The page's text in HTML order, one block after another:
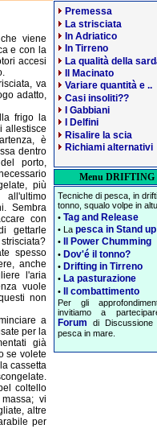
viene
e con la
accesi
va
adatto,
frigo la
allestisce
è
dentro
porto,
più
all'ultimo
Sembra
con
gettarle
spesso
anche
l'aria
vuole
non
a
per la
già
se volete
cassetta
coltello
vi
altre
per
Premessa
La strisciata
In Adriatico
In Tirreno
La qualità della
Il Macinato
Variare quantità e ..
Casi insoliti??
I Gabbiani
I Delfini
Risalire la scia
Richiami alternativi
Menu DRIFTING
Tecniche di pesca, in
tonno, squalo volpe in
• Tag and Release
• La pesca in Stand up
• Il Power Chumming
• Dov'é il tonno?
• Drifting in Tirreno
• La pasturazione
• Il combattimento
Per gli
invitiamo a
Forum di Discussione
pesca in mare.